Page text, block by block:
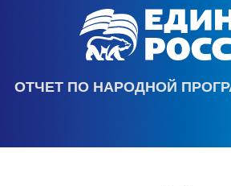
ОТЧЕТ ПО НАРОДНОЙ